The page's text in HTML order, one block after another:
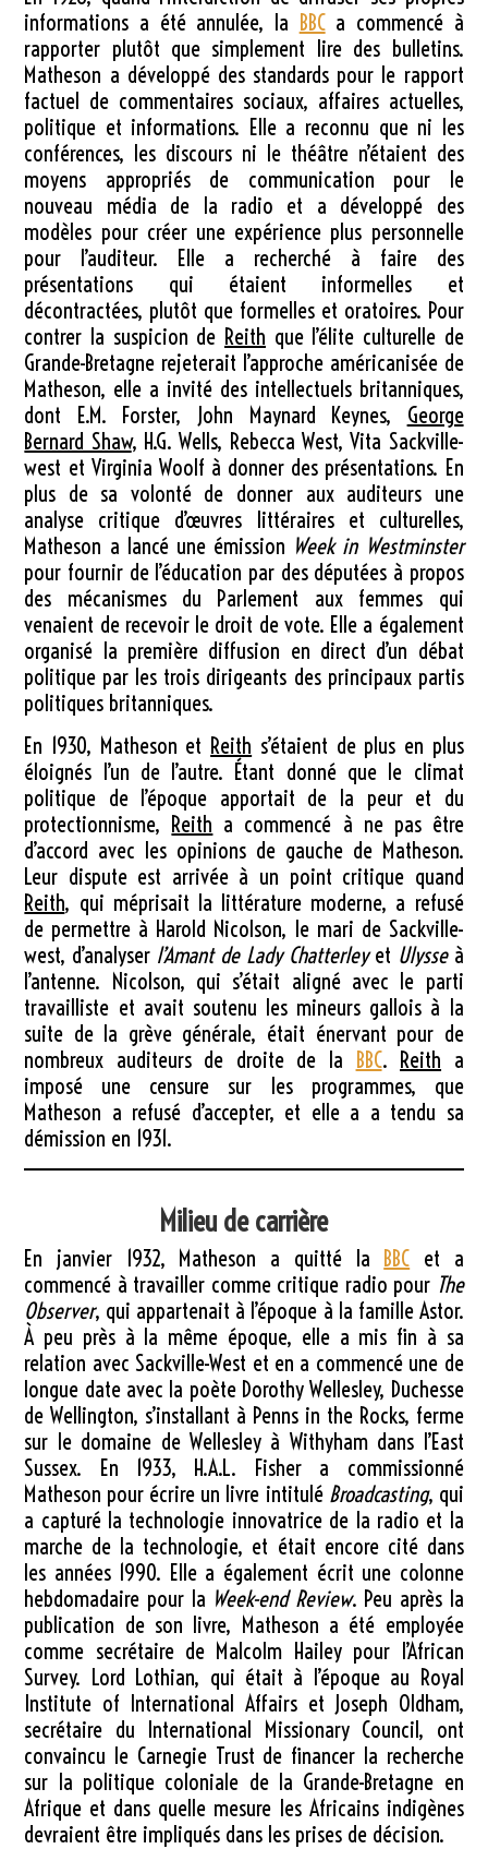
informations a été annulée, la BBCa commencé à
rapporter plutôt que simplement lire des bulletins.
Matheson a développé des standards pour le rapport
factuel de commentaires sociaux, affaires actuelles,
politique et informations. Elle a reconnu que ni les
conférences, les discours ni le théâtre n’étaient des
moyens appropriés de communication pour le
nouveau média de la radio et a développé des
modèles pour créer une expérience plus personnelle
pour l’auditeur. Elle a recherché à faire des
présentations qui étaient informelles et
décontractées, plutôt que formelles et oratoires. Pour
contrer la suspicion de Reith que l’élite culturelle de
Grande-Bretagne rejeterait l’approche américanisée de
Matheson, elle a invité des intellectuels britanniques,
dont E.M. Forster, John Maynard Keynes, George
Bernard Shaw, H.G. Wells, Rebecca West, Vita Sackville-
west et Virginia Woolf à donner des présentations. En
plus de sa volonté de donner aux auditeurs une
analyse critique d’œuvres littéraires et culturelles,
Matheson a lancé une émission Week in Westminster
pour fournir de l’éducation par des députées à propos
des mécanismes du Parlement aux femmes qui
venaient de recevoir le droit de vote. Elle a également
organisé la première diffusion en direct d’un débat
politique par les trois dirigeants des principaux partis
politiques britanniques.
En 1930, Matheson et Reith s’étaient de plus en plus
éloignés l’un de l’autre. Étant donné que le climat
politique de l’époque apportait de la peur et du
protectionnisme, Reith a commencé à ne pas être
d’accord avec les opinions de gauche de Matheson.
Leur dispute est arrivée à un point critique quand
Reith, qui méprisait la littérature moderne, a refusé
de permettre à Harold Nicolson, le mari de Sackville-
west, d’analyser l’Amant de Lady Chatterleyet Ulysseà
l’antenne. Nicolson, qui s’était aligné avec le parti
travailliste et avait soutenu les mineurs gallois à la
suite de la grève générale, était énervant pour de
nombreux auditeurs de droite de la BBC. Reith a
imposé une censure sur les programmes, que
Matheson a refusé d’accepter, et elle a a tendu sa
démission en 1931.
Milieu de carrière
En janvier 1932, Matheson a quitté la BBC et a
commencé à travailler comme critique radio pour The
Observer, qui appartenait à l’époque à la famille Astor.
À peu près à la même époque, elle a mis fin à sa
relation avec Sackville-West et en a commencé une de
longue date avec la poète Dorothy Wellesley, Duchesse
de Wellington, s’installant à Penns in the Rocks, ferme
sur le domaine de Wellesley à Withyham dans l’East
Sussex. En 1933, H.A.L. Fisher a commissionné
Matheson pour écrire un livre intitulé Broadcasting, qui
a capturé la technologie innovatrice de la radio et la
marche de la technologie, et était encore cité dans
les années 1990. Elle a également écrit une colonne
hebdomadaire pour la Week-end Review. Peu après la
publication de son livre, Matheson a été employée
comme secrétaire de Malcolm Hailey pour l’African
Survey. Lord Lothian, qui était à l’époque au Royal
Institute of International Affairs et Joseph Oldham,
secrétaire du International Missionary Council, ont
convaincu le Carnegie Trust de financer la recherche
sur la politique coloniale de la Grande-Bretagne en
Afrique et dans quelle mesure les Africains indigènes
devraient être impliqués dans les prises de décision.